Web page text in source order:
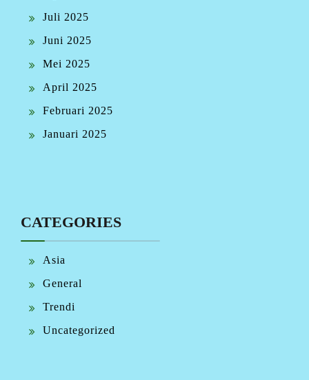
Juli 2025
Juni 2025
Mei 2025
April 2025
Februari 2025
Januari 2025
CATEGORIES
Asia
General
Trendi
Uncategorized